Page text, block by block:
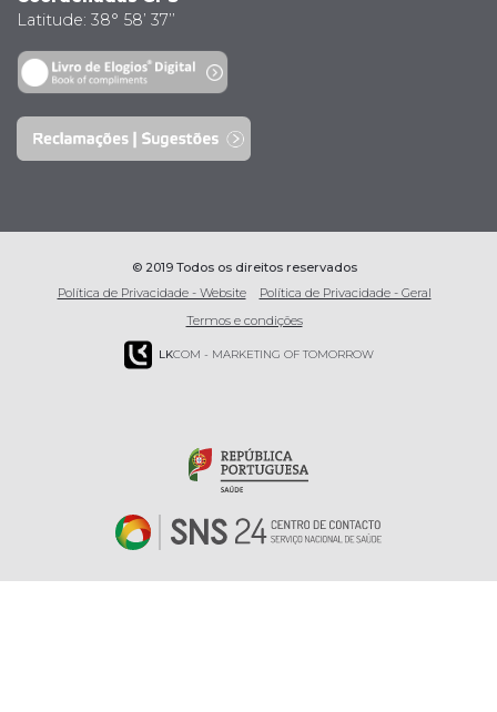
Latitude: 38° 58’ 37’’
© 2019 Todos os direitos reservados
Política de Privacidade - Website
Política de Privacidade - Geral
Termos e condições
LKCOM - MARKETING OF TOMORROW